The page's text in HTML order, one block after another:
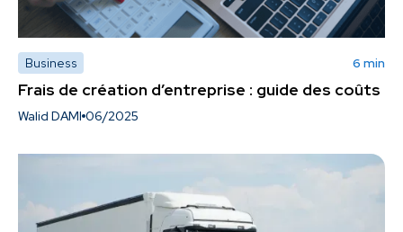
Business 6 min
Frais de création d’entreprise : guide des coûts
Walid DAMI 06/2025